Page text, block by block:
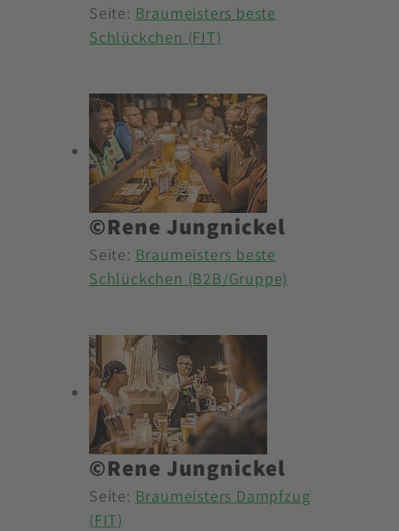
Seite: Braumeisters beste
Schlückchen (FIT)
©Rene Jungnickel
Seite: Braumeisters beste
Schlückchen (B2B/Gruppe)
©Rene Jungnickel
Seite: Braumeisters Dampfzug
(FIT)